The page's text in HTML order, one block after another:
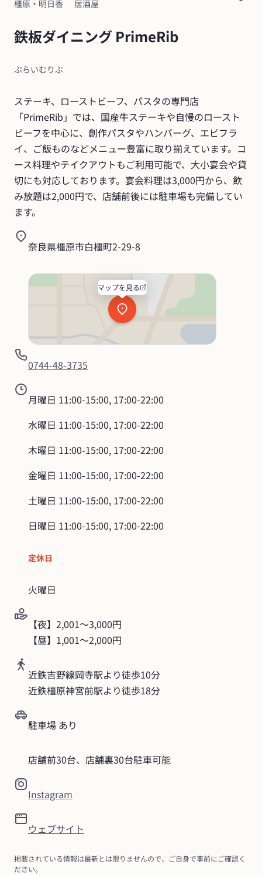
橿原・明日香 居酒屋
鉄板ダイニング PrimeRib
ぷらいむりぶ
ステーキ、ローストビーフ、パスタの専門店
「PrimeRib」では、国産牛ステーキや自慢のロースト
ビーフを中心に、創作パスタやハンバーグ、エビフラ
イ、ご飯ものなどメニュー豊富に取り揃えています。コ
ース料理やテイクアウトもご利用可能で、大小宴会や貸
切にも対応しております。宴会料理は3,000円から、飲
み放題は2,000円で、店舗前後には駐車場も完備してい
ます。
奈良県橿原市白橿町2-29-8
マップを見る
0744-48-3735
月曜日 11:00-15:00, 17:00-22:00
水曜日 11:00-15:00, 17:00-22:00
木曜日 11:00-15:00, 17:00-22:00
金曜日 11:00-15:00, 17:00-22:00
土曜日 11:00-15:00, 17:00-22:00
日曜日 11:00-15:00, 17:00-22:00
定休日
火曜日
【夜】2,001〜3,000円
【昼】1,001〜2,000円
近鉄吉野線岡寺駅より徒歩10分
近鉄橿原神宮前駅より徒歩18分
駐車場 あり
店舗前30台、店舗裏30台駐車可能
Instagram
ウェブサイト
掲載されている情報は最新とは限りませんので、ご自身で事前にご確認く
ださい。